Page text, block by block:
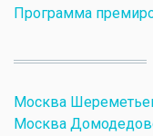
Программа
Москва
Москва